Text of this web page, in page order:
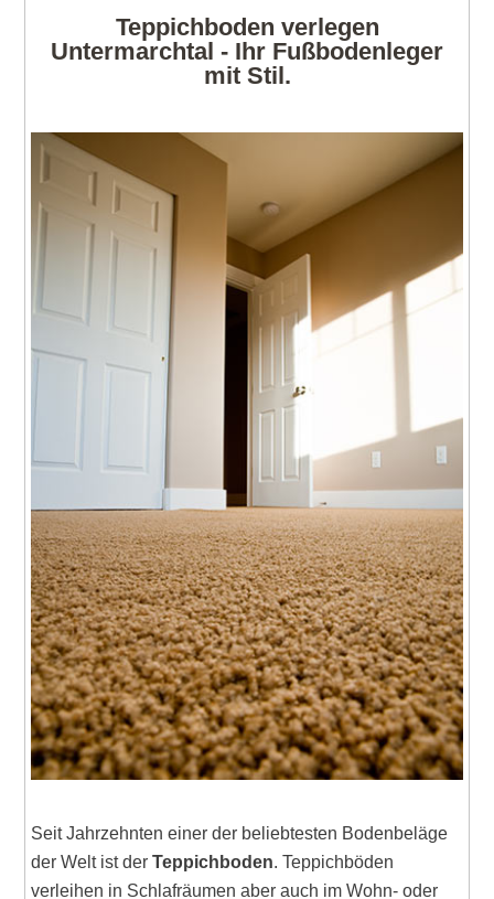
Teppichboden verlegen
Untermarchtal - Ihr Fußbodenleger
mit Stil.
Seit Jahrzehnten einer der beliebtesten Bodenbeläge
der Welt ist derTeppichboden. Teppichböden
verleihen in Schlafräumen aber auch im Wohn- oder